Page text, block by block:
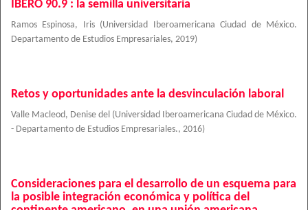
IBERO 90.9 : la semilla universitaria
Ramos Espinosa, Iris (Universidad Iberoamericana Ciudad de México.
Departamento de Estudios Empresariales, 2019)
Retos y oportunidades ante la desvinculación laboral
Valle Macleod, Denise del (Universidad Iberoamericana Ciudad de México.
- Departamento de Estudios Empresariales., 2016)
Consideraciones para el desarrollo de un esquema para
la posible integración económica y política del